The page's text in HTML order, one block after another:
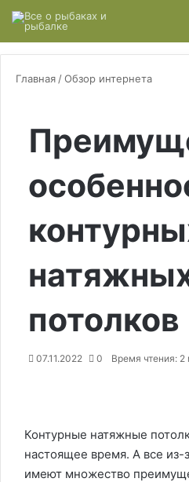
Главная /Обзор интернета
потолков
07.11.2022 0 Время чтения: 2
Контурные натяжные
настоящее время. А все из-
имеют множество